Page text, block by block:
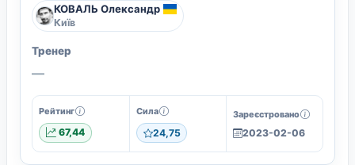
КОВАЛЬ Олександр
Київ
Тренер
—
Рейтинг
67,44
Сила
24,75
Зареєстровано
2023-02-06